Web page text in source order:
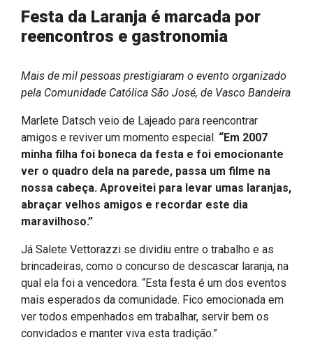
IPTU 2026
Nota Fiscal Eletrônica
Ouvidoria
Portal do Cidadão
Portal do Servidor
Publicações
Diário Oficial (Novo)
Diário Oficial (Até 30/04)
Recursos Humanos
Festa da Laranja é marcada por
reencontros e gastronomia
Mais de mil pessoas prestigiaram o evento organizado
pela Comunidade Católica São José, de Vasco Bandeira
Marlete Datsch veio de Lajeado para reencontrar
amigos e reviver um momento especial. “Em 2007
minha filha foi boneca da festa e foi emocionante
ver o quadro dela na parede, passa um filme na
nossa cabeça. Aproveitei para levar umas laranjas,
abraçar velhos amigos e recordar este dia
maravilhoso.”
Já Salete Vettorazzi se dividiu entre o trabalho e as
brincadeiras, como o concurso de descascar laranja, na
qual ela foi a vencedora. “Esta festa é um dos eventos
mais esperados da comunidade. Fico emocionada em
ver todos empenhados em trabalhar, servir bem os
convidados e manter viva esta tradição.”